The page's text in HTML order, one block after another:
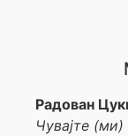
Радован
Чувајте (ми)